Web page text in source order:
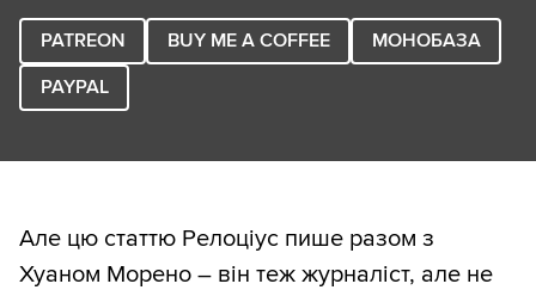
PATREON BUY ME A COFFEE
МОНОБАЗА
PAYPAL
Але цю статтю Релоціус пише разом з
Хуаном Морено – він теж журналіст, але не